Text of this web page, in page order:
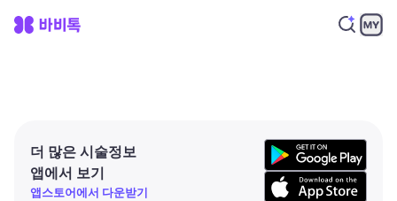
더 많은 시술정보
앱에서 보기
앱스토어에서 다운받기